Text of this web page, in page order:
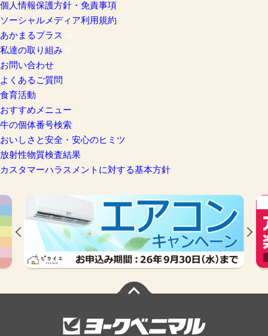
個人情報保護方針・免責事項
ソーシャルメディア利用規約
あかまるプラス
私達の取り組み
お問い合わせ
よくあるご質問
食育活動
おすすめメニュー
牛の個体番号検索
おいしさと安全・安心のヒミツ
放射性物質検査結果
カスタマーハラスメントに対する基本方針